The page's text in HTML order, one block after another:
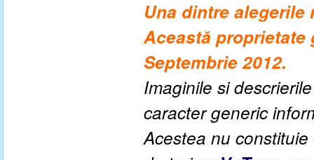
Una dintre
Această proprietate
Septembrie 2012.
Imaginile si
caracter generic
Acestea nu